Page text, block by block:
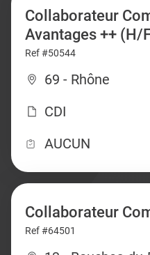
Collaborateur
Avantages ++ (H/
Ref #50544
69 - Rhône
CDI
AUCUN
Collaborateur
Ref #64501